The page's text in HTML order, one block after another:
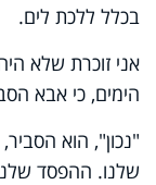
בכלל ללכת לים.
אני זוכרת שלא
הימים, כי אבא
"נכון", הוא
שלנו. ההפסד